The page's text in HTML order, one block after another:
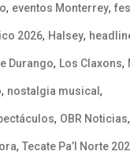
, eventos Monterrey,
2026, Halsey,
Durango, Los Claxons,
, nostalgia musical ,
, OBR Noticias,
, Tecate Pa’l Norte